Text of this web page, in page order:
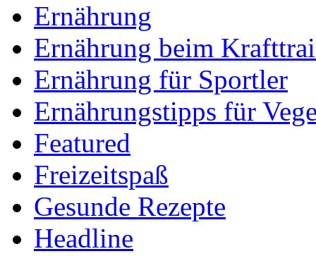
Ernährung
Ernährung beim
Ernährung für Sportler
Ernährungstipps für
Featured
Freizeitspaß
Gesunde Rezepte
Headline